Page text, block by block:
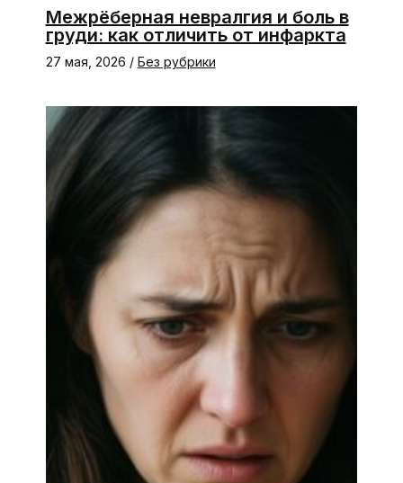
Межрёберная невралгия и боль в
груди: как отличить от инфаркта
27 мая, 2026 / Без рубрики